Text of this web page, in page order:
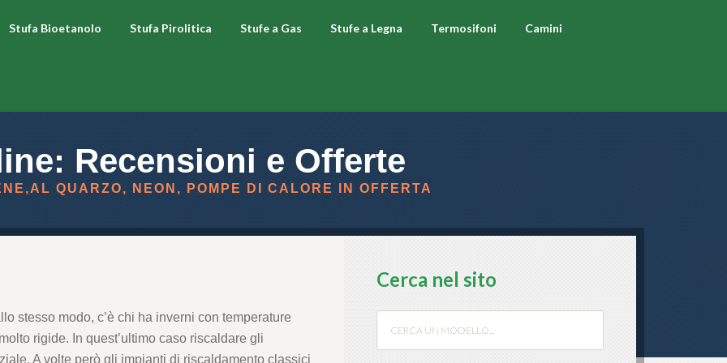
Stufa Bioetanolo Stufa Pirolitica Stufe a Gas Stufe a Legna Termosifoni Camini
Recensioni e Offerte
QUARZO, NEON, POMPE DI CALORE IN OFFERTA
stesso modo, c’è chi ha inverni con temperature
rigide. In quest’ultimo caso riscaldare gli
A volte però gli impianti di riscaldamento classici
Cerca nel sito